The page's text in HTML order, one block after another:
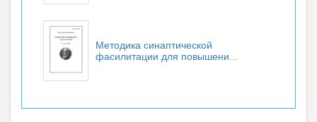
Методика синаптической
фасилитации для повышени...